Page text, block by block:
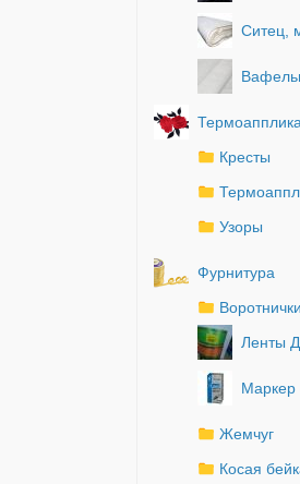
Ситец,
Кресты
Узоры
Фурнитура
Воротнички
Ленты
Жемчуг
Косая